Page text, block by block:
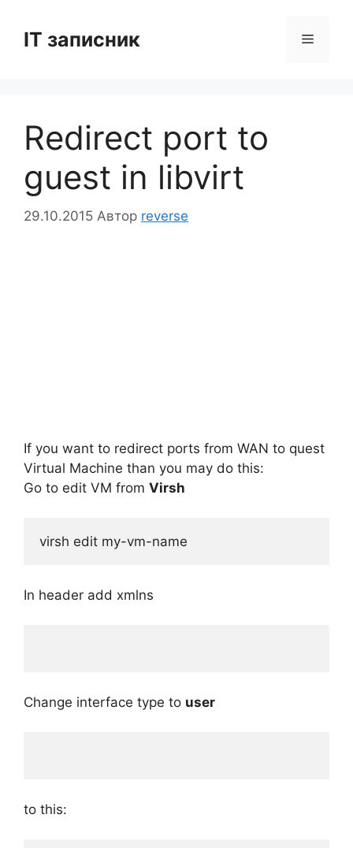
вмістуIT записник Меню
Redirect port to
guest in libvirt
29.10.2015 Автор reverse
If you want to redirect ports from WAN to quest
Virtual Machine than you may do this:
Go to edit VM from Virsh
In header add xmlns
Change interface type to user
to this: